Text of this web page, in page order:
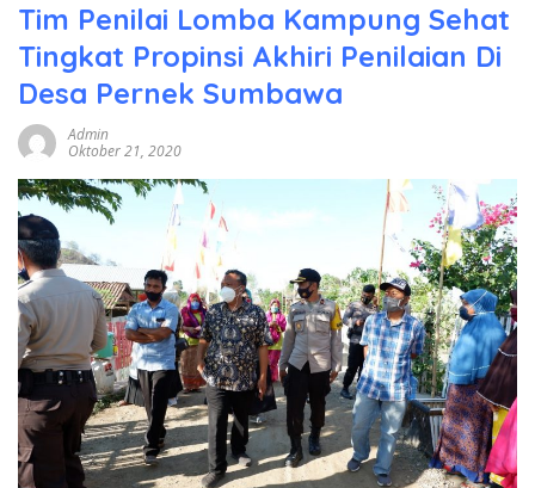
Tim Penilai Lomba Kampung Sehat
Tingkat Propinsi Akhiri Penilaian Di
Desa Pernek Sumbawa
Admin
Oktober 21, 2020